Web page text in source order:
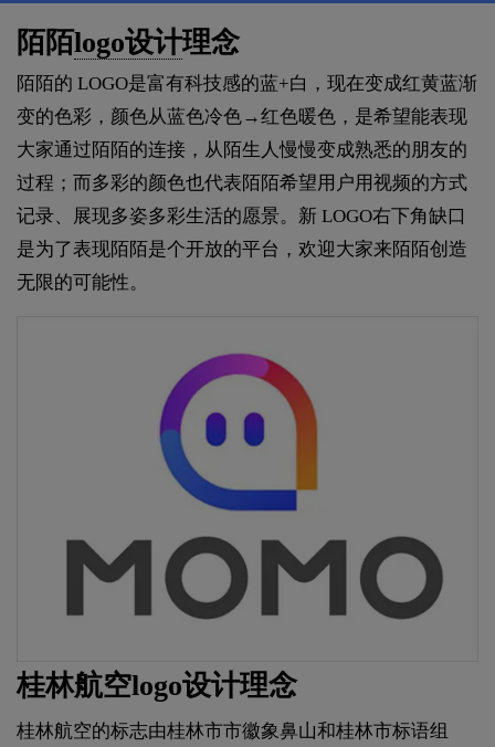
陌陌logo设计理念
陌陌的 LOGO是富有科技感的蓝+白，现在变成红黄蓝渐
变的色彩，颜色从蓝色冷色→红色暖色，是希望能表现
大家通过陌陌的连接，从陌生人慢慢变成熟悉的朋友的
过程；而多彩的颜色也代表陌陌希望用户用视频的方式
记录、展现多姿多彩生活的愿景。新 LOGO右下角缺口
是为了表现陌陌是个开放的平台，欢迎大家来陌陌创造
无限的可能性。
桂林航空logo设计理念
桂林航空的标志由桂林市市徽象鼻山和桂林市标语组